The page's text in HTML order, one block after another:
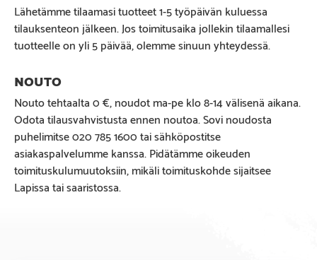
Lähetämme tilaamasi tuotteet 1-5 työpäivän kuluessa
tilauksenteon jälkeen. Jos toimitusaika jollekin tilaamallesi
tuotteelle on yli 5 päivää, olemme sinuun yhteydessä.
Nouto tehtaalta 0 €, noudot ma-pe klo 8-14 välisenä aikana.
Odota tilausvahvistusta ennen noutoa. Sovi noudosta
puhelimitse 020 785 1600 tai sähköpostitse
asiakaspalvelumme kanssa. Pidätämme oikeuden
toimituskulumuutoksiin, mikäli toimituskohde sijaitsee
Lapissa tai saaristossa.